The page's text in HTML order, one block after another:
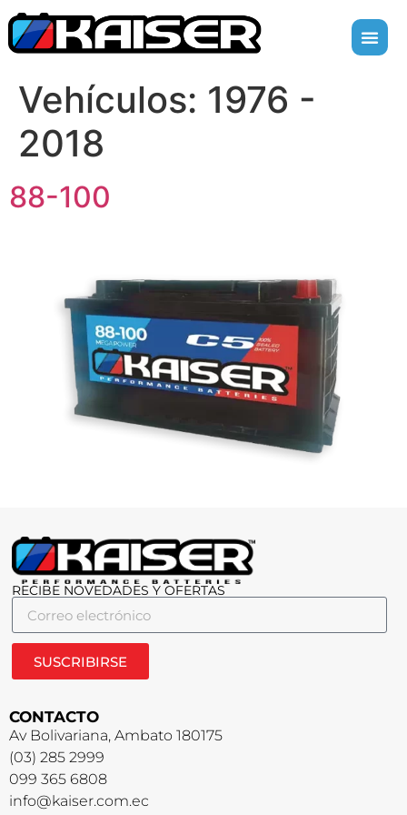
Vehículos: 1976 -
2018
88-100
RECIBE NOVEDADES Y OFERTAS
SUSCRIBIRSE
CONTACTO
Av Bolivariana, Ambato 180175
(03) 285 2999
099 365 6808
info@kaiser.com.ec